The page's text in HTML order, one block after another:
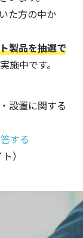
た方の中か
製品を抽選で
施中です。
設置に関する
する
）